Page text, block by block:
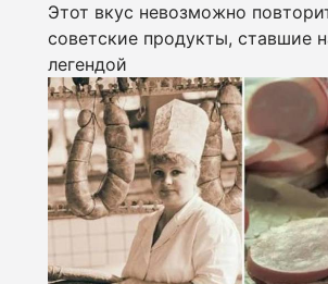
Этот вкус невозможно
советские продукты, ставшие
легендой